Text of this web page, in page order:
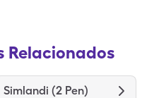
Relacionados
Simlandi (2 Pen)